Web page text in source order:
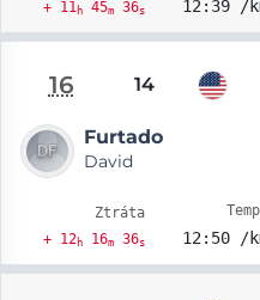
+ 11h45m36s 12:39 /
16 14
Furtado
David
Ztráta
+ 12h16m36s 12:50 /